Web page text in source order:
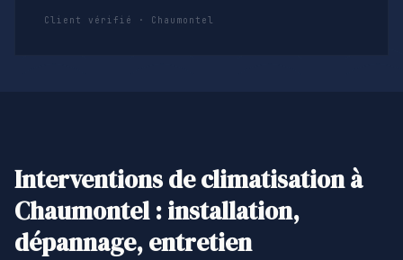
Client vérifié · Chaumontel
Interventions de climatisation à
Chaumontel : installation,
dépannage, entretien